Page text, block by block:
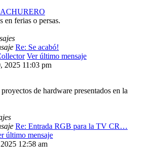
en ferias o persas.
Re: Se acabó!
Ver último mensaje
2025 11:03 pm
de hardware presentados en la
Re: Entrada RGB para la TV CR…
último mensaje
12:58 am